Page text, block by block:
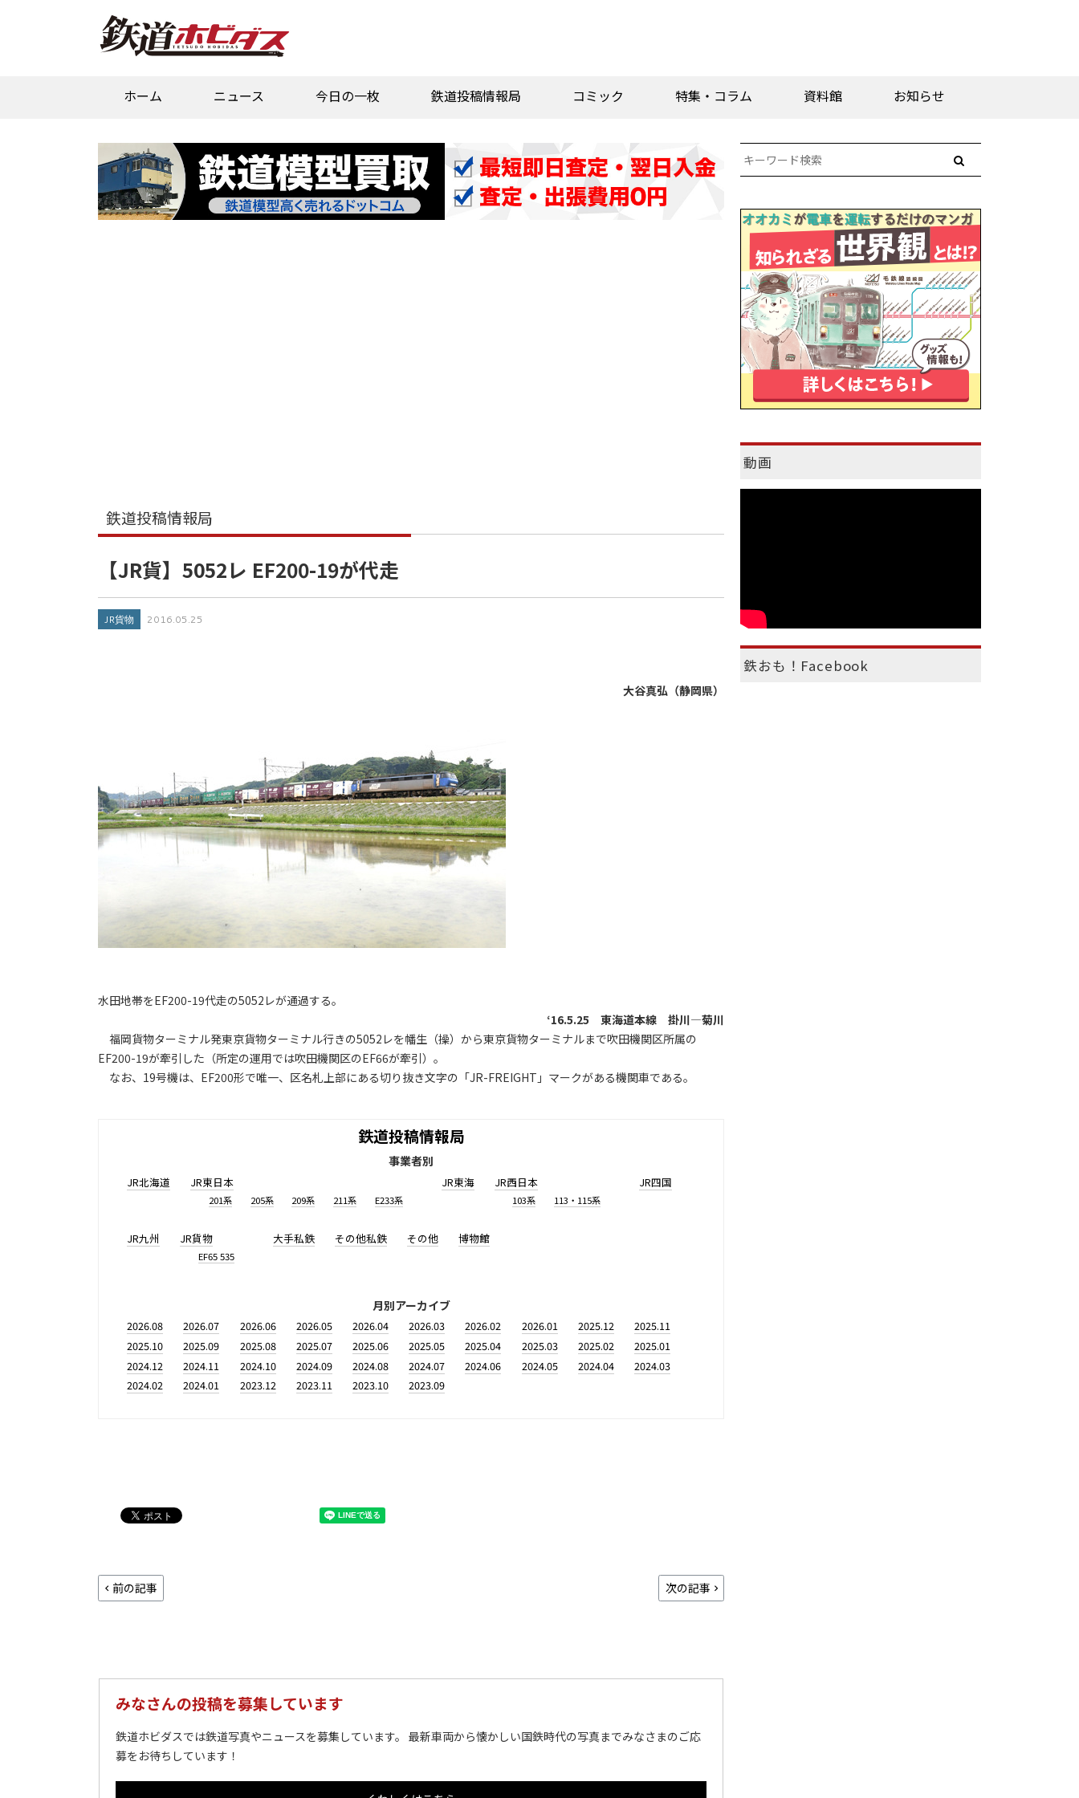
ホーム ニュース 今日の一枚 鉄道投稿情報局 コミック 特集・コラム 資料館 お知らせ
鉄道投稿情報局
【JR貨】5052レ EF200-19が代走
JR貨物 2016.05.25
大谷真弘（静岡県）
水田地帯をEF200-19代走の5052レが通過する。
‘16.5.25 東海道本線 掛川―菊川
福岡貨物ターミナル発東京貨物ターミナル行きの5052レを幡生（操）から東京貨物ターミナルまで吹田機関区所属の
EF200-19が牽引した（所定の運用では吹田機関区のEF66が牽引）。
なお、19号機は、EF200形で唯一、区名札上部にある切り抜き文字の「JR-FREIGHT」マークがある機関車である。
鉄道投稿情報局
事業者別
JR北海道 JR東日本
201系 205系 209系 211系 E233系
JR東海 JR西日本
103系 113・115系
JR四国
JR九州 JR貨物
EF65 535
大手私鉄 その他私鉄 その他 博物館
月別アーカイブ
2026.08 2026.07 2026.06 2026.05 2026.04 2026.03 2026.02 2026.01 2025.12
2025.11
2025.10
2025.09 2025.08 2025.07 2025.06 2025.05 2025.04 2025.03 2025.02
2025.01
2024.12
2024.11 2024.10 2024.09 2024.08 2024.07 2024.06 2024.05 2024.04
2024.03
2024.02
2024.01 2023.12 2023.11 2023.10 2023.09
前の記事 次の記事
みなさんの投稿を募集しています
鉄道ホビダスでは鉄道写真やニュースを募集しています。 最新車両から懐かしい国鉄時代の写真までみなさまのご応
募をお待ちしています！
動画
鉄おも！Facebook